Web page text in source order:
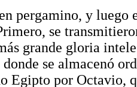
pergamino, y luego
se
grande gloria
se almacenó
Egipto por Octavio,